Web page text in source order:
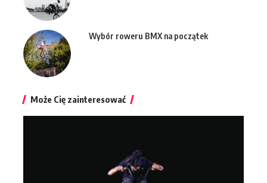
Wybór roweru BMX na początek
Może Cię zainteresować